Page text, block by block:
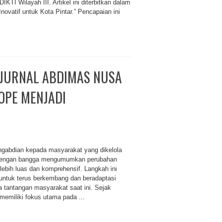
Wilayah III. Artikel ini diterbitkan dalam
untuk Kota Pintar.” Pencapaian ini
ABDIMAS NUSA
MENJADI
kepada masyarakat yang dikelola
bangga mengumumkan perubahan
luas dan komprehensif. Langkah ini
terus berkembang dan beradaptasi
tantangan masyarakat saat ini. Sejak
fokus utama pada ...